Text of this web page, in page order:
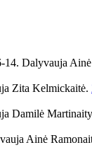
Dalyvauja
Zita Kelmickaitė.
Damilė
Ainė